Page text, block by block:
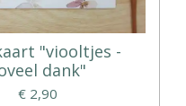
"viooltjes -
dank"
€ 2,90